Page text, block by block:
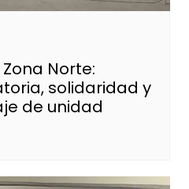
Norte:
solidaridad y
de unidad